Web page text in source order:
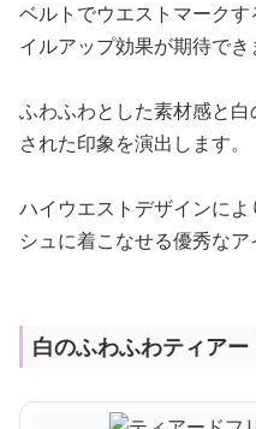
ベルトでウエストマーク
イルアップ効果が期待でき
ふわふわとした素材感と
された印象を演出します。
ハイウエストデザインに
シュに着こなせる優秀なア
白のふわふわティア